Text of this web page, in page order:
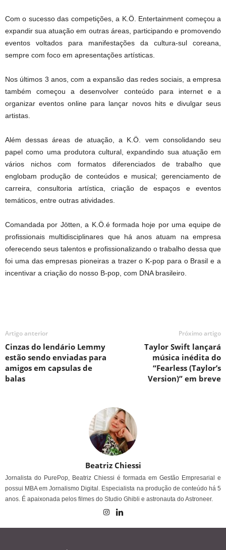
Com o sucesso das competições, a K.Ö. Entertainment começou a
expandir sua atuação em outras áreas, participando e promovendo
eventos voltados para manifestações da cultura-sul coreana,
sempre com foco em apresentações artísticas.
Nos últimos 3 anos, com a expansão das redes sociais, a empresa
também começou a desenvolver conteúdo para internet e a
organizar eventos online para lançar novos hits e divulgar seus
artistas.
Além dessas áreas de atuação, a K.Ö. vem consolidando seu
papel como uma produtora cultural, expandindo sua atuação em
vários nichos com formatos diferenciados de trabalho que
englobam produção de conteúdos e musical; gerenciamento de
carreira, consultoria artística, criação de espaços e eventos
temáticos, entre outras atividades.
Comandada por Jötten, a K.Ö.é formada hoje por uma equipe de
profissionais multidisciplinares que há anos atuam na empresa
oferecendo seus talentos e profissionalizando o trabalho dessa que
foi uma das empresas pioneiras a trazer o K-pop para o Brasil e a
incentivar a criação do nosso B-pop, com DNA brasileiro.
Artigo anterior
Cinzas do lendário Lemmy
estão sendo enviadas para
amigos em capsulas de
balas
Próximo artigo
Taylor Swift lançará
música inédita do
“Fearless (Taylor’s
Version)” em breve
Beatriz Chiessi
Jornalista do PurePop, Beatriz Chiessi é formada em Gestão Empresarial e
possui MBA em Jornalismo Digital. Especialista na produção de conteúdo há 5
anos. É apaixonada pelos filmes do Studio Ghibli e astronauta do Astroneer.